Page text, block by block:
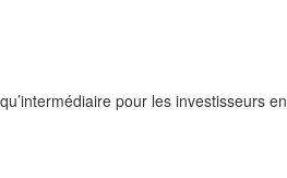
pour les investisseurs